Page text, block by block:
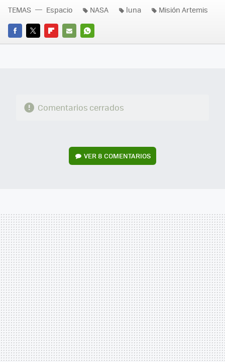
FACEBOOK
TWITTERFLIPBOARD
E-
WHATSAPP
TEMAS Espacio NASA luna Misión Artemis
Comentarios cerrados
VER8 COMENTARIOS